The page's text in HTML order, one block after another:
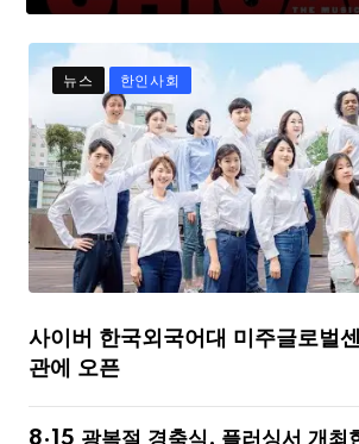
뉴스 한인사회
사이버 한국외국어대 미주글로벌
관에 오픈
8·15 광복절 경축식, 플러싱서 개최